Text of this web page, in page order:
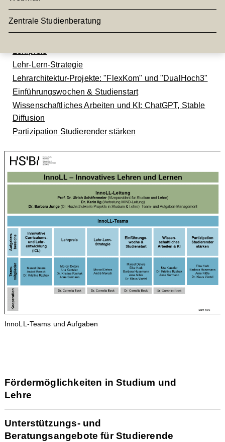
Zentrale Studienberatung
Förderprogramm „Innovative Curriculums- und
Lehrpreis
Lehr-Lern-Strategie
Lehrarchitektur-Projekte: "FlexKom" und "DualHoch3"
Einführungswochen & Studienstart
Wissenschaftliches Arbeiten und KI: ChatGPT, Stable
Diffusion
Partizipation Studierender stärken
InnoLL-Teams und Aufgaben
Fördermöglichkeiten in Studium und
Lehre
Unterstützungs- und
Beratungsangebote für Studierende